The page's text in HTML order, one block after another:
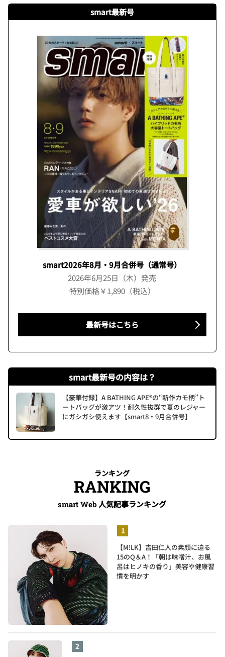
smart最新号
smart2026年8月・9月合併号（通常号）
2026年6月25日（木）発売
特別価格￥1,890（税込）
最新号はこちら
smart最新号の内容は？
【豪華付録】A BATHING APE®の“新作カモ柄”ト
ートバッグが激アツ！耐久性抜群で夏のレジャー
にガシガシ使えます【smart8・9月合併号】
ランキング
RANKING
smart Web人気記事ランキング
【M!LK】吉田仁人の素顔に迫る
15のQ＆A！「朝は味噌汁、お風
呂はヒノキの香り」美容や健康習
慣を明かす